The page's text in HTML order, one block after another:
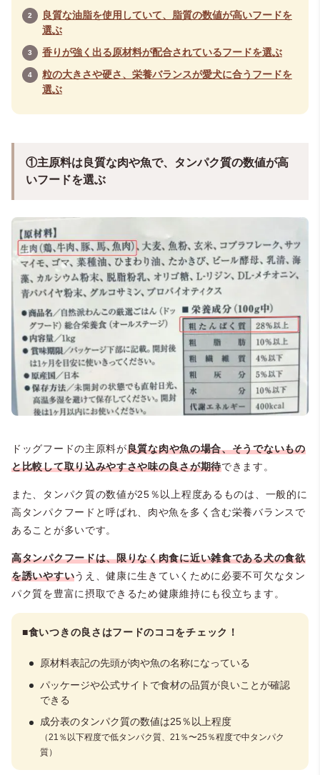
良質な油脂を使用していて、脂質の数値が高いフードを
選ぶ
香りが強く出る原材料が配合されているフードを選ぶ
粒の大きさや硬さ、栄養バランスが愛犬に合うフードを
選ぶ
①主原料は良質な肉や魚で、タンパク質の数値が高
いフードを選ぶ
ドッグフードの主原料が良質な肉や魚の場合、そうでないもの
と比較して取り込みやすさや味の良さが期待できます。
また、タンパク質の数値が25％以上程度あるものは、一般的に
高タンパクフードと呼ばれ、肉や魚を多く含む栄養バランスで
あることが多いです。
高タンパクフードは、限りなく肉食に近い雑食である犬の食欲
を誘いやすいうえ、健康に生きていくために必要不可欠なタン
パク質を豊富に摂取できるため健康維持にも役立ちます。
■食いつきの良さはフードのココをチェック！
原材料表記の先頭が肉や魚の名称になっている
パッケージや公式サイトで食材の品質が良いことが確認
できる
成分表のタンパク質の数値は25％以上程度
（21％以下程度で低タンパク質、21％〜25％程度で中タンパク
質）